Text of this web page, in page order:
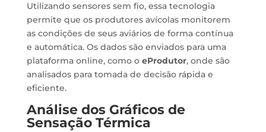
Utilizando sensores sem fio, essa tecnologia
permite que os produtores avícolas monitorem
as condições de seus aviários de forma contínua
e automática. Os dados são enviados para uma
plataforma online, como o eProdutor, onde são
analisados para tomada de decisão rápida e
eficiente.
Análise dos Gráficos de
Sensação Térmica